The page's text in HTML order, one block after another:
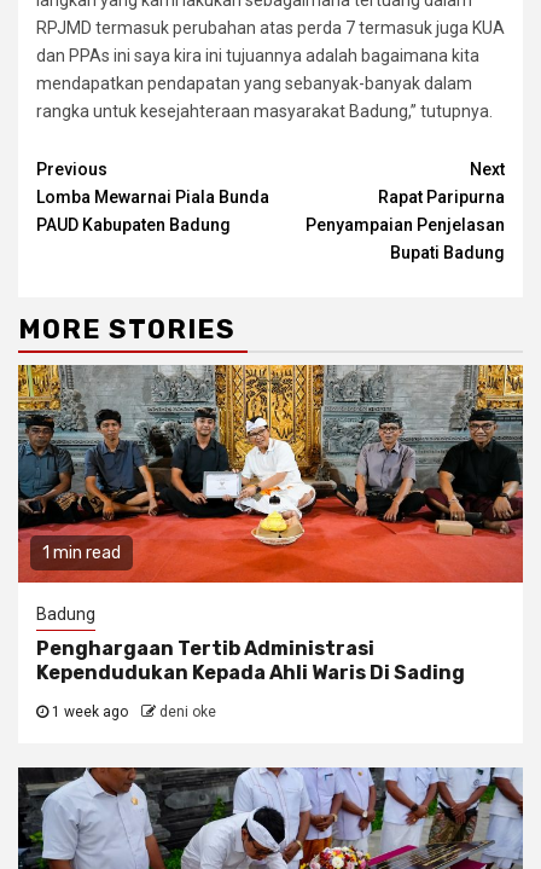
RPJMD termasuk perubahan atas perda 7 termasuk juga KUA
dan PPAs ini saya kira ini tujuannya adalah bagaimana kita
mendapatkan pendapatan yang sebanyak-banyak dalam
rangka untuk kesejahteraan masyarakat Badung,” tutupnya.
Continue
Reading
Previous
Lomba Mewarnai Piala Bunda
PAUD Kabupaten Badung
Next
Rapat Paripurna
Penyampaian Penjelasan
Bupati Badung
MORE STORIES
1 min read
Badung
Penghargaan Tertib Administrasi
Kependudukan Kepada Ahli Waris Di Sading
1 week ago deni oke